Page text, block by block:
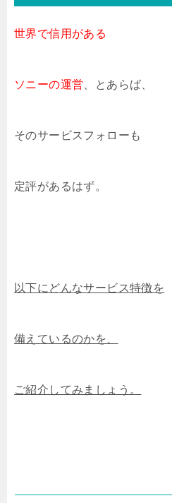
世界で信用がある
ソニーの運営 、とあらば、
そのサービスフォローも
定評があるはず。
以下にどんなサービス特徴を
備えているのかを、
ご紹介してみましょう。